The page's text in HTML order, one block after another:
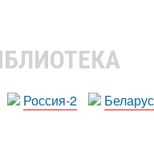
Россия-2